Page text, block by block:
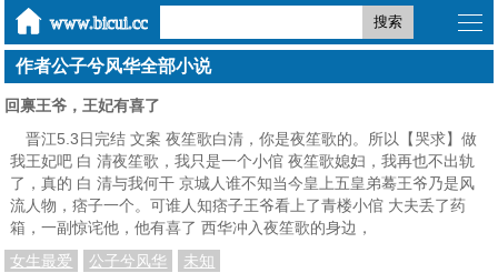
搜索
作者公子兮风华全部小说
回禀王爷，王妃有喜了
晋江5.3日完结 文案 夜笙歌白清，你是夜笙歌的。所以【哭求】做
我王妃吧 白 清夜笙歌，我只是一个小倌 夜笙歌媳妇，我再也不出轨
了，真的 白 清与我何干 京城人谁不知当今皇上五皇弟蓦王爷乃是风
流人物，痞子一个。可谁人知痞子王爷看上了青楼小倌 大夫丢了药
箱，一副惊诧他，他有喜了 西华冲入夜笙歌的身边，
女生最爱
公子兮风华
未知